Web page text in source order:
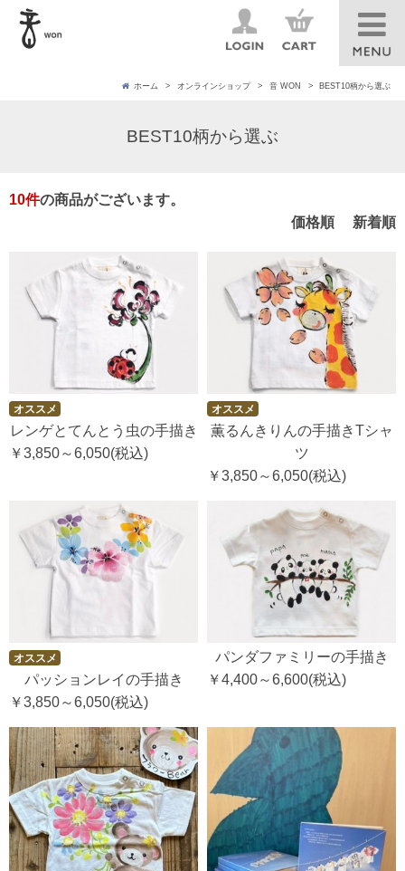
ホーム オンラインショップ 音 WON BEST10柄から選ぶ
BEST10柄から選ぶ
10件の商品がございます。
価格順
新着順
オススメ
レンゲとてんとう虫の手描き
￥3,850～6,050(税込)
オススメ
薫るんきりんの手描きTシャ
ツ
￥3,850～6,050(税込)
オススメ
パッションレイの手描き
￥3,850～6,050(税込)
パンダファミリーの手描き
￥4,400～6,600(税込)